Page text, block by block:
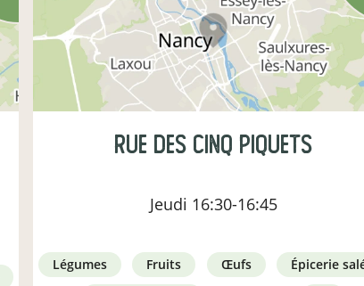
rue des cinq piquets
Jeudi 16:30-16:45
légumes fruits œufs
épicerie